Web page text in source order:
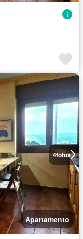
4fotos
Apartamento